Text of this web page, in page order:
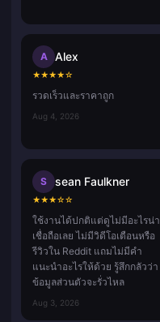
A Alex
★★★★☆
รวดเร็วและราคาถูก
Aug 4, 2026
S sean Faulkner
★★★☆☆
ใช้งานได้ปกติแต่ดูไม่มีอะไรน่า
เชื่อถือเลย ไม่มีวิดีโอเตือนหรือ
รีวิวใน Reddit แถมไม่มีคำ
แนะนำอะไรให้ด้วย รู้สึกกลัวว่า
ข้อมูลส่วนตัวจะรั่วไหล
Aug 3, 2026